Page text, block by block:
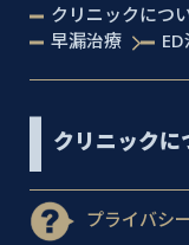
クリニックにつ
早漏治療
クリニックに
プライバシ